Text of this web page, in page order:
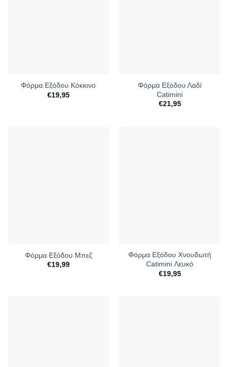
Φόρμα Εξόδου Κόκκινο
€19,95
Φόρμα Εξόδου Λαδί
Catimini
€21,95
Φόρμα Εξόδου Μπεζ
€19,99
Φόρμα Εξόδου Χνουδωτή
Catimini Λευκό
€19,95